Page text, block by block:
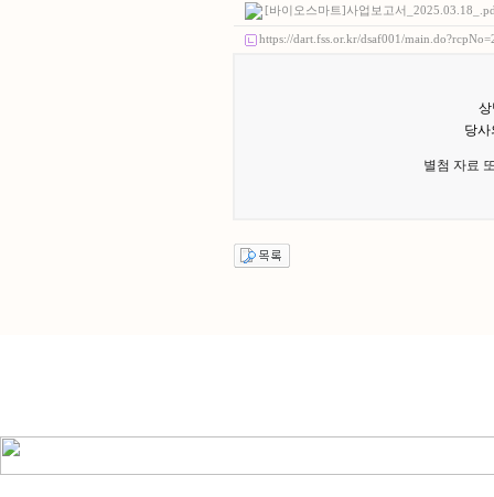
[바이오스마트]사업보고서
https://dart.fss.or.kr/dsaf001/
당
별첨 자료